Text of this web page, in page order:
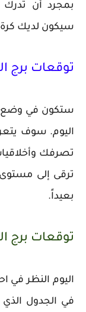
بمجرد أن
سيكون لديك
توقعات برج
ستكون في وضع
اليوم. سوف
تصرفك
ترقى إلى
بعيداً.
توقعات برج
اليوم النظر في
في الجدول